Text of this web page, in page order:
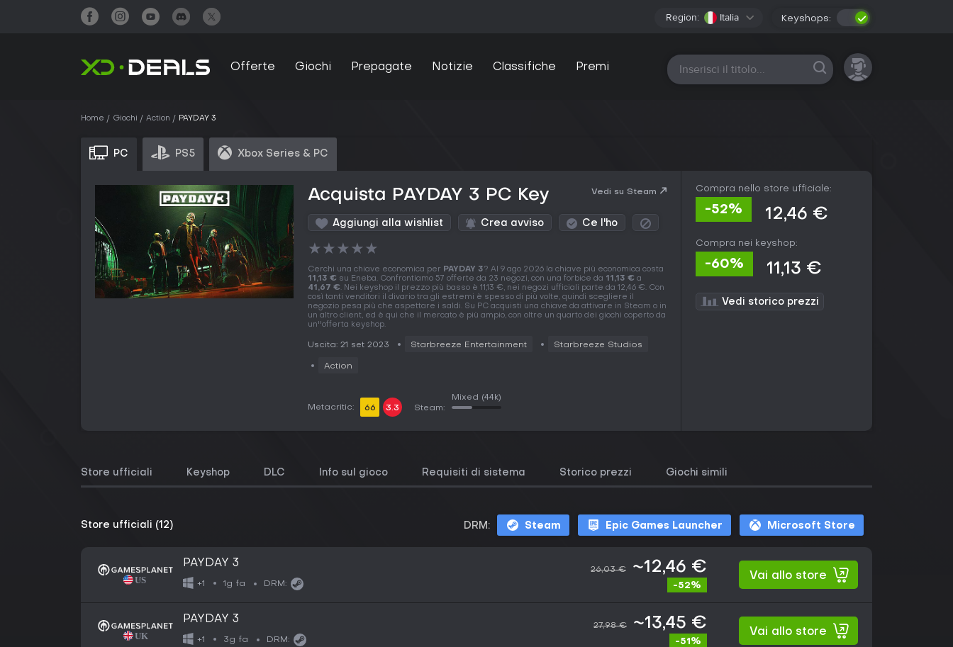
Region: Italia Keyshops:
Offerte Giochi Prepagate Notizie Classifiche Premi Tutte le piattaforme
Home Giochi Action PAYDAY 3
PC PS5 Xbox Series & PC
Acquista PAYDAY 3 PC Key Vedi su Steam
Aggiungi alla wishlist Crea avviso Ce l'ho
★★★★★
Cerchi una chiave economica per PAYDAY 3? Al 9 ago 2026 la chiave più economica costa
11,13 € su Eneba. Confrontiamo 57 offerte da 23 negozi, con una forbice da 11,13 € a
41,67 €. Nei keyshop il prezzo più basso è 11,13 €, nei negozi ufficiali parte da 12,46 €. Con
così tanti venditori il divario tra gli estremi è spesso di più volte, quindi scegliere il
negozio pesa più che aspettare i saldi. Su PC acquisti una chiave da attivare in Steam o in
un altro client, ed è qui che il mercato è più ampio, con oltre un quarto dei giochi coperto da
un''offerta keyshop.
Uscita: 21 set 2023 Starbreeze Entertainment Starbreeze Studios
Action
Metacritic: 66 3.3 Steam:
Mixed (44k)
Compra nello store ufficiale:
-52% 12,46 €
Compra nei keyshop:
-60% 11,13 €
Vedi storico prezzi
Store ufficiali Keyshop DLC Info sul gioco Requisiti di sistema Storico prezzi Giochi simili
Store ufficiali (12) DRM: Steam Epic Games Launcher Microsoft Store
PAYDAY 3
+1 1g fa DRM:
26,03 € ~12,46 €
-52%
Vai allo store
PAYDAY 3
+1 3g fa DRM:
27,98 € ~13,45 €
-51%
Vai allo store